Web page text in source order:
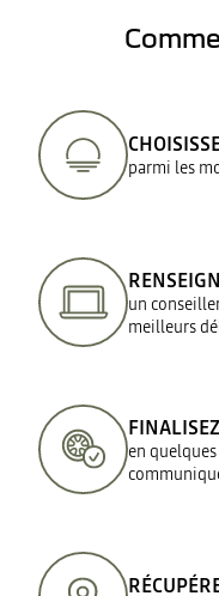
parmi les
un
meilleurs
en